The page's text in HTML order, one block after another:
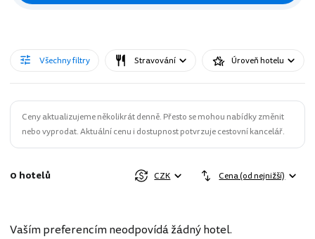
Všechny filtry Stravování Úroveň hotelu
Ceny aktualizujeme několikrát denně. Přesto se mohou nabídky změnit
nebo vyprodat. Aktuální cenu i dostupnost potvrzuje cestovní kancelář.
0 hotelů CZK Cena (od nejnižší)
Vaším preferencím neodpovídá žádný hotel.